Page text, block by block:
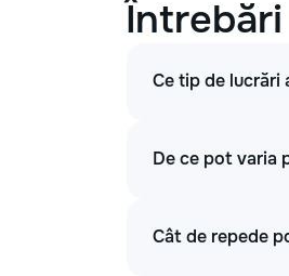
Ce tip de lucrări
De ce pot varia
Cât de repede